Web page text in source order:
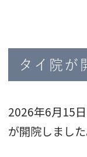
タイ院が
2026年6月15
が開院しました